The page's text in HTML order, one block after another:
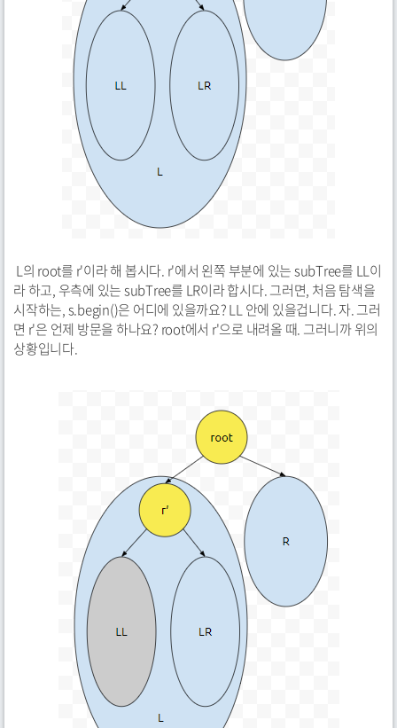
L의 root를 r'이라 해 봅시다. r'에서 왼쪽 부분에 있는 subTree를 LL이
라 하고, 우측에 있는 subTree를 LR이라 합시다. 그러면, 처음 탐색을
시작하는, s.begin()은 어디에 있을까요? LL 안에 있을겁니다. 자. 그러
면 r'은 언제 방문을 하나요? root에서 r'으로 내려올 때. 그러니까 위의
상황입니다.